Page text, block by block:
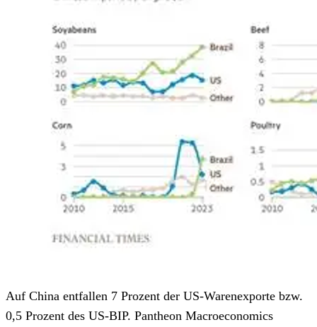
Auf China entfallen 7 Prozent der US-Warenexporte bzw.
0,5 Prozent des US-BIP. Pantheon Macroeconomics